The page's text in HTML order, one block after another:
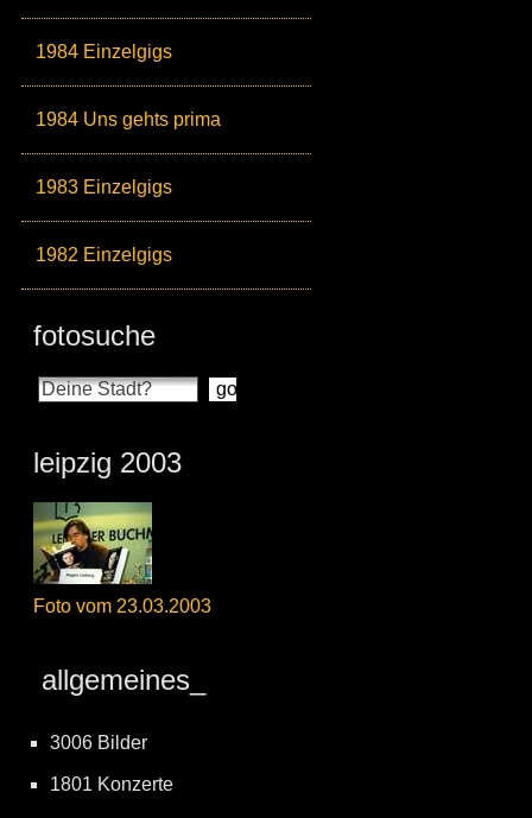
1984 Einzelgigs
1984 Uns gehts prima
1983 Einzelgigs
1982 Einzelgigs
fotosuche
leipzig 2003
Foto vom 23.03.2003
allgemeines_
3006 Bilder
1801 Konzerte